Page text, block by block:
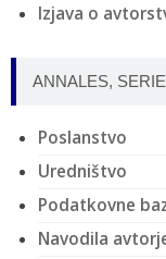
Izjava o
ANNALES,
Poslanstvo
Uredništvo
Podatkovne
Navodila